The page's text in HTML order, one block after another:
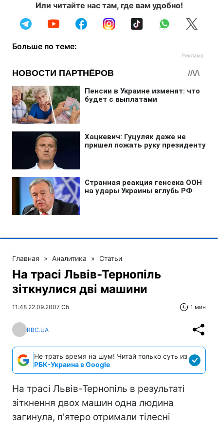
Или читайте нас там, где вам удобно!
Больше по теме:
Главная » Аналитика » Статьи
На трасі Львів-Тернопіль
зіткнулися дві машини
11:48 22.09.2007 Сб 1 мин
RBC.UA
Не трать время на шум! Читай только суть из
РБК-Украина в Google
На трасі Львів-Тернопіль в результаті
зіткнення двох машин одна людина
загинула, п'ятеро отримали тілесні